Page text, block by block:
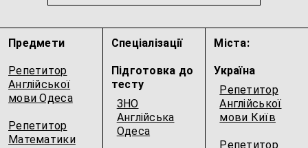
Англійська для IT-фахівців
Американська англійська ...
Предмети
Репетитор
Англійської
мови Одеса
Репетитор
Математики
Спеціалізації
Підготовка до
тесту
ЗНО
Англійська
Одеса
Міста:
Україна
Репетитор
Англійської
мови Київ
Репетитор